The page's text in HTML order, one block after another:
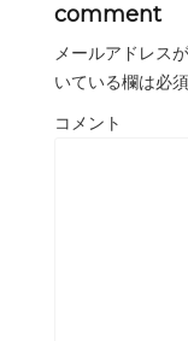
comment
メールアドレス
いている欄は必
コメント